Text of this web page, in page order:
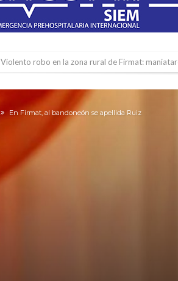
Violento robo en la zona rural de Firmat:
Firmat: “Codo a codo” lanza una campaña de
Vuelve el básquet: este viernes arranca el
Güemes y Mariano Vera
Alerta meteorológico: el SMN advierte por
¿Llega un “Súper Niño”?: De Benedictis aclara
Distinguieron a Ramiro Maldonado, el campeón
En Firmat, al bandoneón se apellida Ruiz